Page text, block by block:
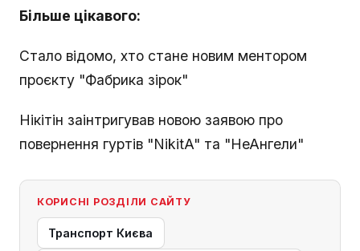
Більше цікавого:
Стало відомо, хто стане новим ментором
проєкту "Фабрика зірок"
Нікітін заінтригував новою заявою про
повернення гуртів "NikitA" та "НеАнгели"
КОРИСНІ РОЗДІЛИ САЙТУ
Транспорт Києва